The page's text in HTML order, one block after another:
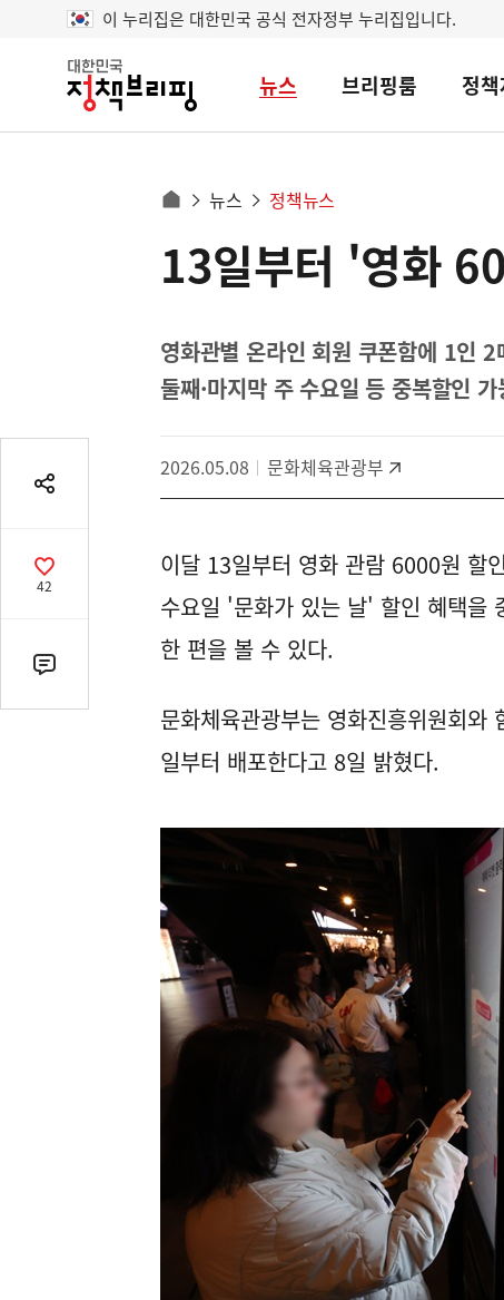
이 누리집은 대한민국 공식 전자정부 누리집입니다.
대
민
뉴스 브리핑룸 정
으
로
뉴스 정책뉴스
공
기
공
감
42
댓
글
13일부터 '영화
영화관별 온라인 회원 쿠폰함에 1인
둘째·마지막 주 수요일 등 중복할인
2026.05.08 문화체육관광부
이달 13일부터 영화 관람 6000원 할
수요일 '문화가 있는 날' 할인 혜택을
한 편을 볼 수 있다.
문화체육관광부는 영화진흥위원회
일부터 배포한다고 8일 밝혔다.